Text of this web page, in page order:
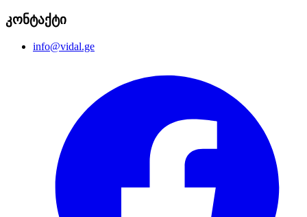
კონტაქტი
info@vidal.ge